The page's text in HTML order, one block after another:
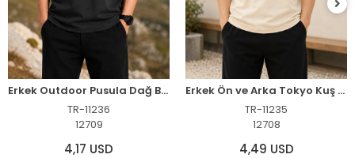
Erkek Outdoor Pusula Dağ Baskılı Kısa Kollu Oversize T-Shirt - Siyah
TR-11236
12709
4,17 USD
Erkek Ön ve Arka Tokyo Kuş Çiçek Baskılı Oversize T-Shirt - Ekru
TR-11235
12708
4,49 USD